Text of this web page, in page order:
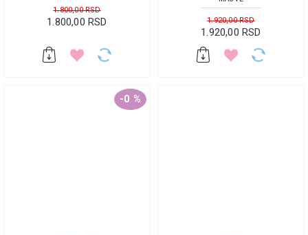
1.800,00 RSD
1.800,00 RSD
1.920,00 RSD
1.920,00 RSD
-0 %